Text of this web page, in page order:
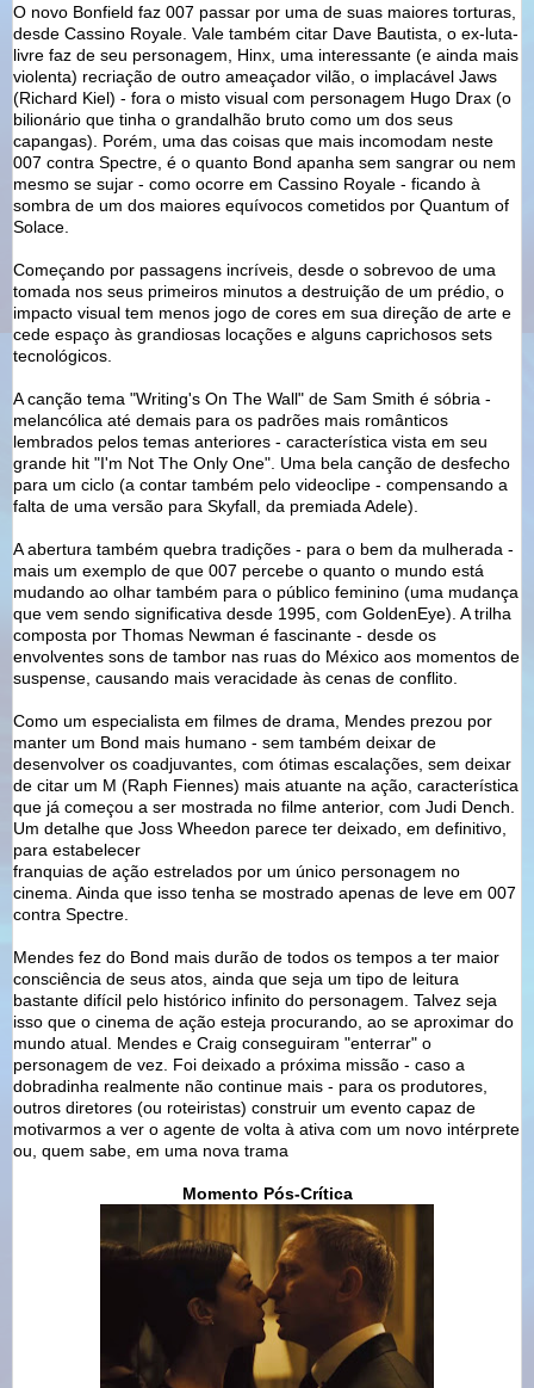
O novo Bonfield faz 007 passar por uma de suas maiores torturas,
desde Cassino Royale. Vale também citar Dave Bautista, o ex-luta-
livre faz de seu personagem, Hinx, uma interessante (e ainda mais
violenta) recriação de outro ameaçador vilão, o implacável Jaws
(Richard Kiel) - fora o misto visual com personagem Hugo Drax (o
bilionário que tinha o grandalhão bruto como um dos seus
capangas). Porém, uma das coisas que mais incomodam neste
007 contra Spectre, é o quanto Bond apanha sem sangrar ou nem
mesmo se sujar - como ocorre em Cassino Royale - ficando à
sombra de um dos maiores equívocos cometidos por Quantum of
Solace.
Começando por passagens incríveis, desde o sobrevoo de uma
tomada nos seus primeiros minutos a destruição de um prédio, o
impacto visual tem menos jogo de cores em sua direção de arte e
cede espaço às grandiosas locações e alguns caprichosos sets
tecnológicos.
A canção tema "Writing's On The Wall" de Sam Smith é sóbria -
melancólica até demais para os padrões mais românticos
lembrados pelos temas anteriores - característica vista em seu
grande hit "I'm Not The Only One". Uma bela canção de desfecho
para um ciclo (a contar também pelo videoclipe - compensando a
falta de uma versão para Skyfall, da premiada Adele).
A abertura também quebra tradições - para o bem da mulherada -
mais um exemplo de que 007 percebe o quanto o mundo está
mudando ao olhar também para o público feminino (uma mudança
que vem sendo significativa desde 1995, com GoldenEye). A trilha
composta por Thomas Newman é fascinante - desde os
envolventes sons de tambor nas ruas do México aos momentos de
suspense, causando mais veracidade às cenas de conflito.
Como um especialista em filmes de drama, Mendes prezou por
manter um Bond mais humano - sem também deixar de
desenvolver os coadjuvantes, com ótimas escalações, sem deixar
de citar um M (Raph Fiennes) mais atuante na ação, característica
que já começou a ser mostrada no filme anterior, com Judi Dench.
Um detalhe que Joss Wheedon parece ter deixado, em definitivo,
para estabelecer
franquias de ação estrelados por um único personagem no
cinema. Ainda que isso tenha se mostrado apenas de leve em 007
contra Spectre.
Mendes fez do Bond mais durão de todos os tempos a ter maior
consciência de seus atos, ainda que seja um tipo de leitura
bastante difícil pelo histórico infinito do personagem. Talvez seja
isso que o cinema de ação esteja procurando, ao se aproximar do
mundo atual. Mendes e Craig conseguiram "enterrar" o
personagem de vez. Foi deixado a próxima missão - caso a
dobradinha realmente não continue mais - para os produtores,
outros diretores (ou roteiristas) construir um evento capaz de
motivarmos a ver o agente de volta à ativa com um novo intérprete
ou, quem sabe, em uma nova trama
Momento Pós-Crítica